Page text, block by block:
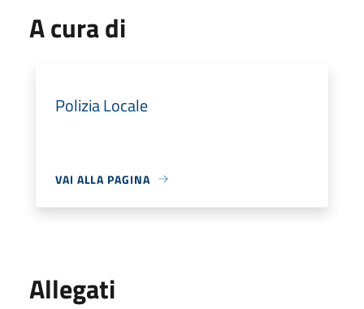
A cura di
Polizia Locale
VAI ALLA PAGINA
Allegati